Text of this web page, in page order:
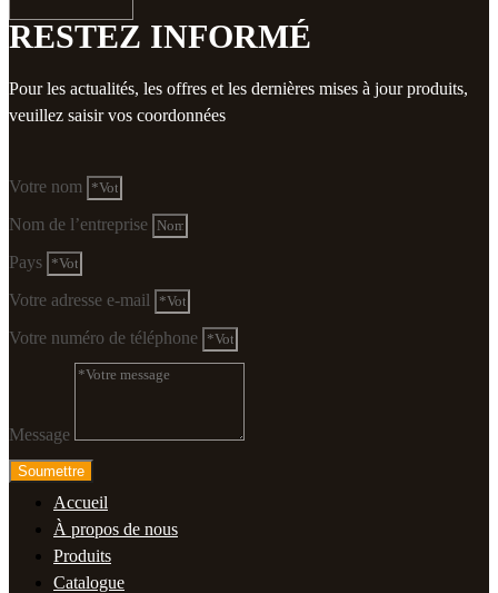
RESTEZ INFORMÉ
Pour les actualités, les offres et les dernières mises à jour produits,
veuillez saisir vos coordonnées
Votre nom
Nom de l’entreprise
Pays
Votre adresse e-mail
Votre numéro de téléphone
Message
Soumettre
Accueil
À propos de nous
Produits
Catalogue